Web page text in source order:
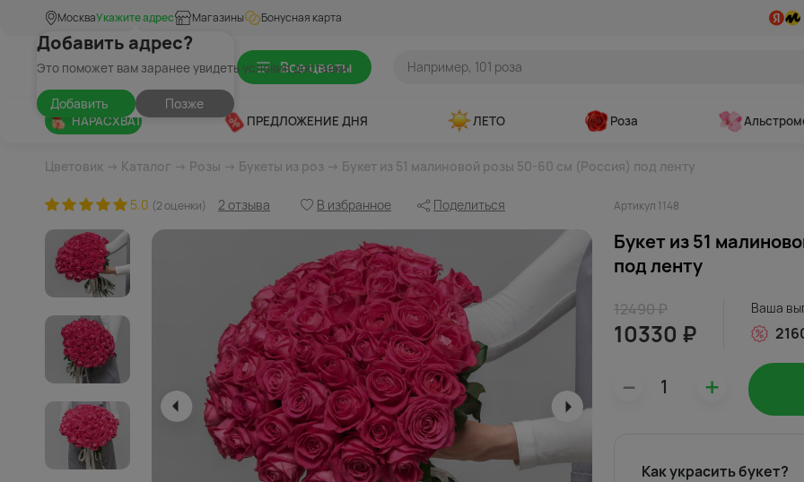
МоскваУкажите адрес
Добавить адрес?
Это поможет вам заранее увидеть условия доставки
Добавить Позже
Магазины Бонусная карта
Все цветы
НАРАСХВАТ ПРЕДЛОЖЕНИЕ ДНЯ ЛЕТО Роза
Цветовик → Каталог → Розы → Букеты из роз → Букет из 51 малиновой розы 50-60 см (Россия) под ленту
5.0 (2 оценки) 2 отзыва В избранное Поделиться Артикул 1148
Букет из 51
под ленту
12490 ₽
10330 ₽
Ваша
– +
Как украсить букет?